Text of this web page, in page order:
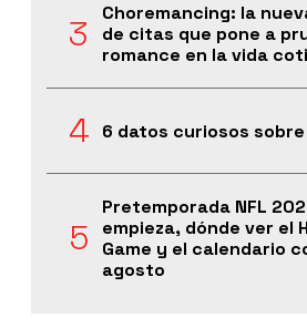
Choremancing: la
de citas que pone a
romance en la vida
6 datos curiosos sobre
Pretemporada NFL
empieza, dónde ver el
Game y el calendario
agosto